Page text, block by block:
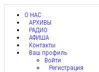
О НАС
АРХИВЫ
РАДИО
АФИША
Контакты
Ваш профиль
Войти
Регистрация